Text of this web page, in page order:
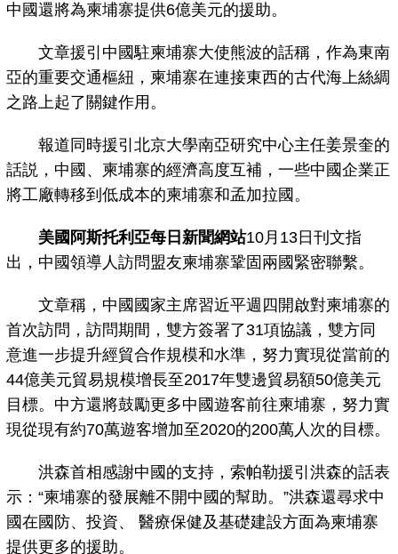
中國還將為柬埔寨提供6億美元的援助。
文章援引中國駐柬埔寨大使熊波的話稱，作為東南
亞的重要交通樞紐，柬埔寨在連接東西的古代海上絲綢
之路上起了關鍵作用。
報道同時援引北京大學南亞研究中心主任姜景奎的
話説，中國、柬埔寨的經濟高度互補，一些中國企業正
將工廠轉移到低成本的柬埔寨和孟加拉國。
美國阿斯托利亞每日新聞網站10月13日刊文指
出，中國領導人訪問盟友柬埔寨鞏固兩國緊密聯繫。
文章稱，中國國家主席習近平週四開啟對柬埔寨的
首次訪問，訪問期間，雙方簽署了31項協議，雙方同
意進一步提升經貿合作規模和水準，努力實現從當前的
44億美元貿易規模增長至2017年雙邊貿易額50億美元
目標。中方還將鼓勵更多中國遊客前往柬埔寨，努力實
現從現有約70萬遊客增加至2020的200萬人次的目標。
洪森首相感謝中國的支持，索帕勒援引洪森的話表
示：“柬埔寨的發展離不開中國的幫助。”洪森還尋求中
國在國防、投資、 醫療保健及基礎建設方面為柬埔寨
提供更多的援助。